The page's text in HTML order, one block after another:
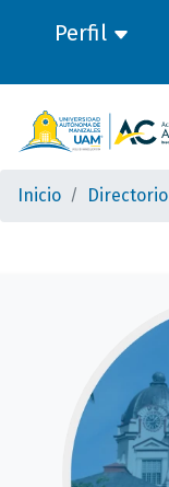
Perfil
Inicio Directorio